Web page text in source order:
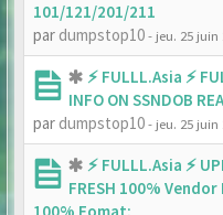
101/121/201/211
par dumpstop10- jeu. 25 juin
⚡ FULLL.Asia ⚡
INFO ON SSNDOB
par dumpstop10- jeu. 25 juin
⚡ FULLL.Asia ⚡
FRESH 100% Vendor